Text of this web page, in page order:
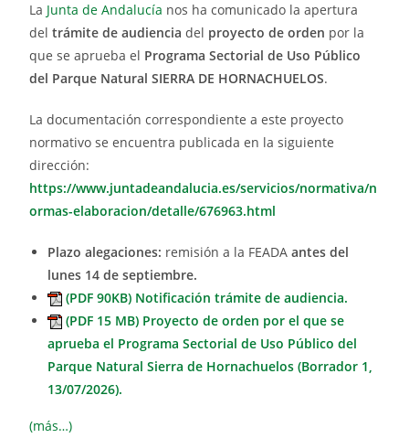
La Junta de Andalucía nos ha comunicado la apertura
deltrámite de audiencia del proyecto de orden por la
que se aprueba el Programa Sectorial de Uso Público
del Parque Natural SIERRA DE HORNACHUELOS.
La documentación correspondiente a este proyecto
normativo se encuentra publicada en la siguiente
dirección:
https://www.juntadeandalucia.es/servicios/normativa/n
ormas-elaboracion/detalle/676963.html
Plazo alegaciones: remisión a la FEADA antes del
lunes 14 de septiembre.
(PDF 90KB) Notificación trámite de audiencia.
(PDF 15 MB) Proyecto de orden por el que se
aprueba el Programa Sectorial de Uso Público del
Parque Natural Sierra de Hornachuelos (Borrador 1,
13/07/2026).
(más…)